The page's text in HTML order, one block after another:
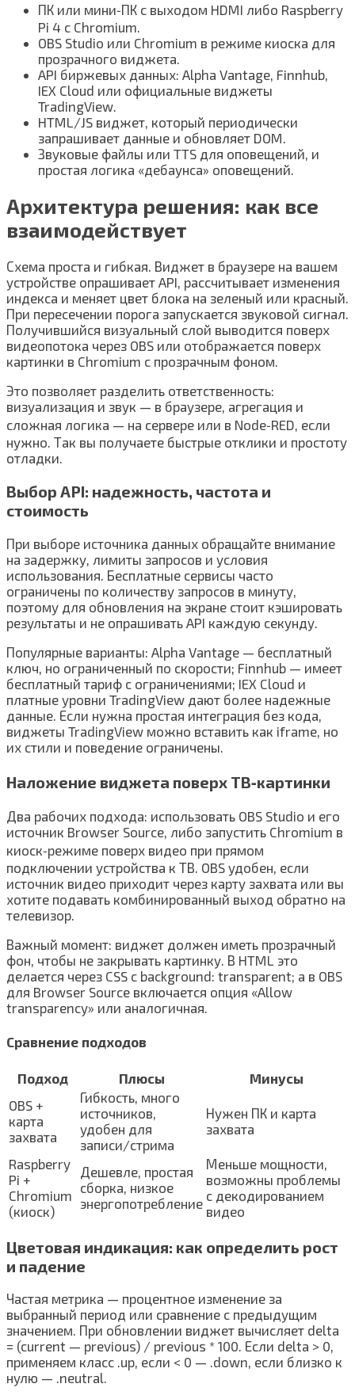
ПК или мини‑ПК с выходом HDMI либо Raspberry
Pi 4 с Chromium.
OBS Studio или Chromium в режиме киоска для
прозрачного виджета.
API биржевых данных: Alpha Vantage, Finnhub,
IEX Cloud или официальные виджеты
TradingView.
HTML/JS виджет, который периодически
запрашивает данные и обновляет DOM.
Звуковые файлы или TTS для оповещений, и
простая логика «дебаунса» оповещений.
Архитектура решения: как все
взаимодействует
Схема проста и гибкая. Виджет в браузере на вашем
устройстве опрашивает API, рассчитывает изменения
индекса и меняет цвет блока на зеленый или красный.
При пересечении порога запускается звуковой сигнал.
Получившийся визуальный слой выводится поверх
видеопотока через OBS или отображается поверх
картинки в Chromium с прозрачным фоном.
Это позволяет разделить ответственность:
визуализация и звук — в браузере, агрегация и
сложная логика — на сервере или в Node‑RED, если
нужно. Так вы получаете быстрые отклики и простоту
отладки.
Выбор API: надежность, частота и
стоимость
При выборе источника данных обращайте внимание
на задержку, лимиты запросов и условия
использования. Бесплатные сервисы часто
ограничены по количеству запросов в минуту,
поэтому для обновления на экране стоит кэшировать
результаты и не опрашивать API каждую секунду.
Популярные варианты: Alpha Vantage — бесплатный
ключ, но ограниченный по скорости; Finnhub — имеет
бесплатный тариф с ограничениями; IEX Cloud и
платные уровни TradingView дают более надежные
данные. Если нужна простая интеграция без кода,
виджеты TradingView можно вставить как iframe, но
их стили и поведение ограничены.
Наложение виджета поверх ТВ‑картинки
Два рабочих подхода: использовать OBS Studio и его
источник Browser Source, либо запустить Chromium в
киоск‑режиме поверх видео при прямом
подключении устройства к ТВ. OBS удобен, если
источник видео приходит через карту захвата или вы
хотите подавать комбинированный выход обратно на
телевизор.
Важный момент: виджет должен иметь прозрачный
фон, чтобы не закрывать картинку. В HTML это
делается через CSS с background: transparent; а в OBS
для Browser Source включается опция «Allow
transparency» или аналогичная.
Сравнение подходов
Подход Плюсы
Минусы
OBS +
карта
захвата
Гибкость, много
источников,
удобен для
записи/стрима
Нужен ПК и карта
захвата
Raspberry
Pi +
Chromium
(киоск)
Дешевле, простая
сборка, низкое
энергопотребление
Меньше мощности,
возможны проблемы
с декодированием
видео
Цветовая индикация: как определить рост
и падение
Частая метрика — процентное изменение за
выбранный период или сравнение с предыдущим
значением. При обновлении виджет вычисляет delta
= (current — previous) / previous * 100. Если delta > 0,
применяем класс .up, если < 0 — .down, если близко к
нулю — .neutral.